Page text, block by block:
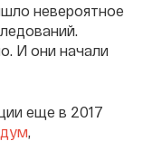
невероятное
И они начали
еще в 2017
,